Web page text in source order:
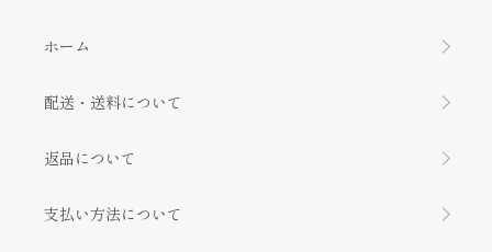
ホーム
配送・送料について
返品について
支払い方法について